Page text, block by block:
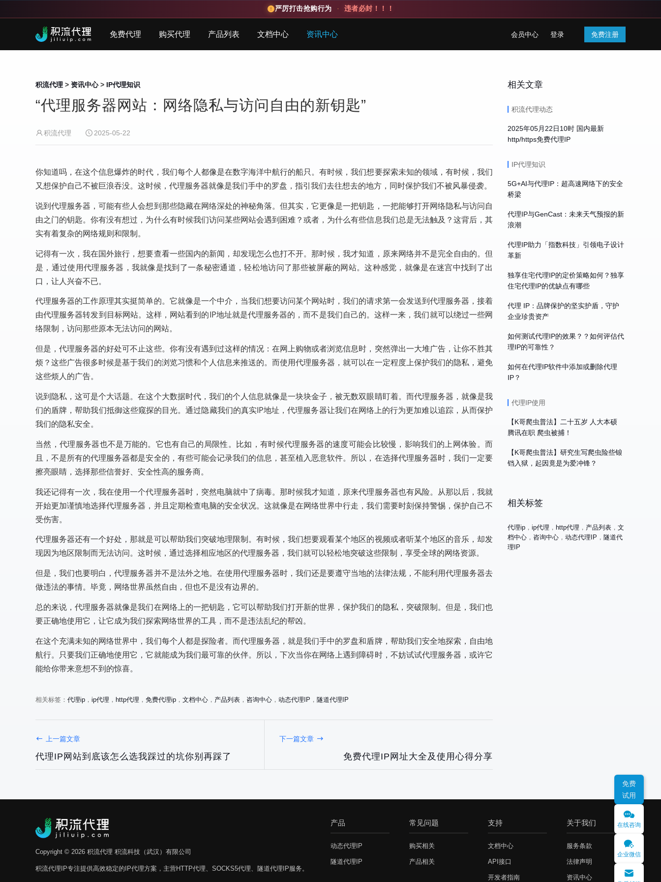
严厉打击抢购行为 · 违者必封！！！
免费代理 购买代理 产品列表 文档中心 资讯中心 会员中心 登录 免费注册
积流代理 > 资讯中心> IP代理知识
“代理服务器网站：网络隐私与访问自由的新钥匙”
积流代理 2025-05-22
你知道吗，在这个信息爆炸的时代，我们每个人都像是在数字海洋中航行的船只。有时候，我们想要探索未知的领域，有时候，我们
又想保护自己不被巨浪吞没。这时候，代理服务器就像是我们手中的罗盘，指引我们去往想去的地方，同时保护我们不被风暴侵袭。
说到代理服务器，可能有些人会想到那些隐藏在网络深处的神秘角落。但其实，它更像是一把钥匙，一把能够打开网络隐私与访问自
由之门的钥匙。你有没有想过，为什么有时候我们访问某些网站会遇到困难？或者，为什么有些信息我们总是无法触及？这背后，其
实有着复杂的网络规则和限制。
记得有一次，我在国外旅行，想要查看一些国内的新闻，却发现怎么也打不开。那时候，我才知道，原来网络并不是完全自由的。但
是，通过使用代理服务器，我就像是找到了一条秘密通道，轻松地访问了那些被屏蔽的网站。这种感觉，就像是在迷宫中找到了出
口，让人兴奋不已。
代理服务器的工作原理其实挺简单的。它就像是一个中介，当我们想要访问某个网站时，我们的请求第一会发送到代理服务器，接着
由代理服务器转发到目标网站。这样，网站看到的IP地址就是代理服务器的，而不是我们自己的。这样一来，我们就可以绕过一些网
络限制，访问那些原本无法访问的网站。
但是，代理服务器的好处可不止这些。你有没有遇到过这样的情况：在网上购物或者浏览信息时，突然弹出一大堆广告，让你不胜其
烦？这些广告很多时候是基于我们的浏览习惯和个人信息来推送的。而使用代理服务器，就可以在一定程度上保护我们的隐私，避免
这些烦人的广告。
说到隐私，这可是个大话题。在这个大数据时代，我们的个人信息就像是一块块金子，被无数双眼睛盯着。而代理服务器，就像是我
们的盾牌，帮助我们抵御这些窥探的目光。通过隐藏我们的真实IP地址，代理服务器让我们在网络上的行为更加难以追踪，从而保护
我们的隐私安全。
当然，代理服务器也不是万能的。它也有自己的局限性。比如，有时候代理服务器的速度可能会比较慢，影响我们的上网体验。而
且，不是所有的代理服务器都是安全的，有些可能会记录我们的信息，甚至植入恶意软件。所以，在选择代理服务器时，我们一定要
擦亮眼睛，选择那些信誉好、安全性高的服务商。
我还记得有一次，我在使用一个代理服务器时，突然电脑就中了病毒。那时候我才知道，原来代理服务器也有风险。从那以后，我就
开始更加谨慎地选择代理服务器，并且定期检查电脑的安全状况。这就像是在网络世界中行走，我们需要时刻保持警惕，保护自己不
受伤害。
代理服务器还有一个好处，那就是可以帮助我们突破地理限制。有时候，我们想要观看某个地区的视频或者听某个地区的音乐，却发
现因为地区限制而无法访问。这时候，通过选择相应地区的代理服务器，我们就可以轻松地突破这些限制，享受全球的网络资源。
但是，我们也要明白，代理服务器并不是法外之地。在使用代理服务器时，我们还是要遵守当地的法律法规，不能利用代理服务器去
做违法的事情。毕竟，网络世界虽然自由，但也不是没有边界的。
总的来说，代理服务器就像是我们在网络上的一把钥匙，它可以帮助我们打开新的世界，保护我们的隐私，突破限制。但是，我们也
要正确地使用它，让它成为我们探索网络世界的工具，而不是违法乱纪的帮凶。
在这个充满未知的网络世界中，我们每个人都是探险者。而代理服务器，就是我们手中的罗盘和盾牌，帮助我们安全地探索，自由地
航行。只要我们正确地使用它，它就能成为我们最可靠的伙伴。所以，下次当你在网络上遇到障碍时，不妨试试代理服务器，或许它
能给你带来意想不到的惊喜。
相关标签： 代理ip ， ip代理 ， http代理 ， 免费代理ip ， 文档中心 ， 产品列表 ， 咨询中心 ， 动态代理IP ， 隧道代理IP
上一篇文章
代理IP网站到底该怎么选我踩过的坑你别再踩了
下一篇文章
免费代理IP网址大全及使用心得分享
相关文章
积流代理动态
2025年05月22日10时 国内最新
http/https免费代理IP
IP代理知识
5G+AI与代理IP：超高速网络下的安全
桥梁
代理IP与GenCast：未来天气预报的新
浪潮
代理IP助力「指数科技」引领电子设计
革新
独享住宅代理IP的定价策略如何？独享
住宅代理IP的优缺点有哪些
代理 IP：品牌保护的坚实护盾，守护
企业珍贵资产
如何测试代理IP的效果？？如何评估代
理IP的可靠性？
如何在代理IP软件中添加或删除代理
IP？
代理IP使用
【K哥爬虫普法】二十五岁 人大本硕
腾讯在职 爬虫被捕！
【K哥爬虫普法】研究生写爬虫险些锒
铛入狱，起因竟是为爱冲锋？
相关标签
代理ip ， ip代理 ， http代理 ， 产品列表 ， 文
档中心 ， 咨询中心 ， 动态代理IP ， 隧道代
理IP
Copyright © 2026 积流代理 积流科技（武汉）有限公司
积流代理IP专注提供高效稳定的IP代理方案，主营HTTP代理、SOCKS5代理、隧道代理IP服务。
产品
动态代理IP
隧道代理IP
常见问题
购买相关
产品相关
支持
文档中心
API接口
开发者指南
关于我们
服务条款
法律声明
资讯中心
免费
试用
在线咨询
企业微信